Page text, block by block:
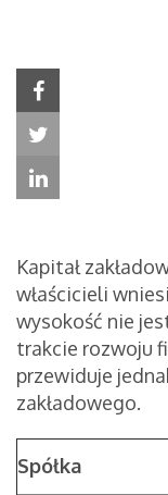
Kapitał
właścicieli
wysokość nie
trakcie rozwoju
przewiduje
zakładowego.
Spółka